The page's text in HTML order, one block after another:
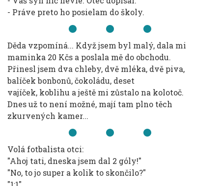
- Práve preto ho posielam do školy.
Děda vzpomíná... Když jsem byl malý, dala mi
maminka 20 Kčs a poslala mě do obchodu.
Přinesl jsem dva chleby, dvě mléka, dvě piva,
balíček bonbonů, čokoládu, deset
vajíček, koblihu a ještě mi zůstalo na kolotoč.
Dnes už to není možné, mají tam plno těch
zkurvených kamer...
Volá fotbalista otci:
"Ahoj tati, dneska jsem dal 2 góly!"
"No, to jo super a kolik to skončilo?"